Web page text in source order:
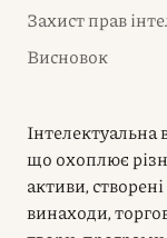
Захист прав
Висновок
Інтелектуальна
що охоплює
активи,
винаходи,